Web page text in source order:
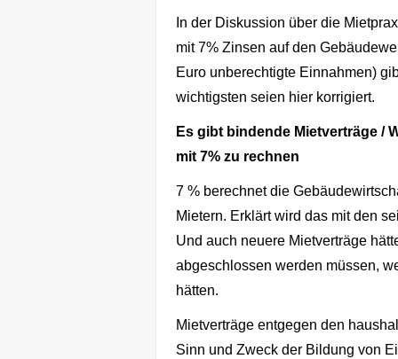
In der Diskussion über die
mit 7% Zinsen auf den
Euro unberechtigte Einnahmen)
wichtigsten seien hier korrigiert.
Es gibt bindende Mietverträge /
mit 7% zu rechnen
7 % berechnet die
Mietern. Erklärt wird das mit den
Und auch neuere Mietverträge
abgeschlossen werden müssen,
hätten.
Mietverträge entgegen den
Sinn und Zweck der Bildung von